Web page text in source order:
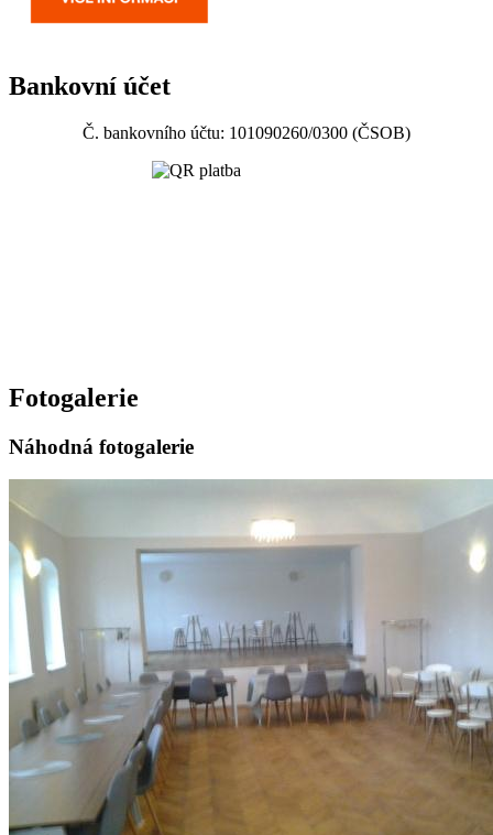
Bankovní účet
Č. bankovního účtu: 101090260/0300 (ČSOB)
Fotogalerie
Náhodná fotogalerie